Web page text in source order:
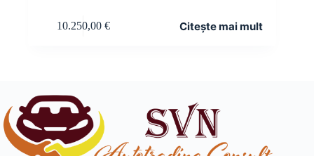
10.250,00 € Citește mai mult